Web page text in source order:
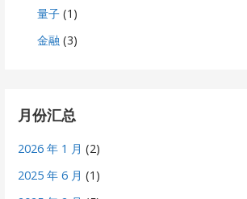
量子 (1)
金融 (3)
月份汇总
2026 年 1 月 (2)
2025 年 6 月 (1)